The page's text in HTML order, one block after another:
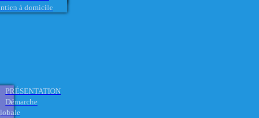
à domicile
PRÉSENTATION
Démarche